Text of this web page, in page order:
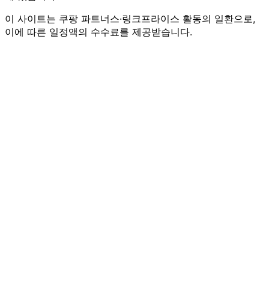
이 사이트는 쿠팡 파트너스·링크프라이스 활동의 일환으로,
이에 따른 일정액의 수수료를 제공받습니다.